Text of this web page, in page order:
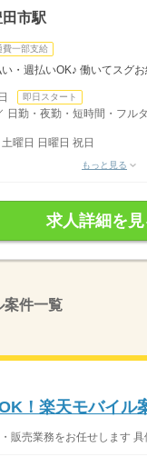
市駅
費一部支給
・週払いOK♪ 働いてスグお
即日スタート
勤・夜勤・短時間・フル
曜日 日曜日 祝日
もっと見る
求人詳細を見
案件一覧
！楽天モバイル
販売業務をお任せします